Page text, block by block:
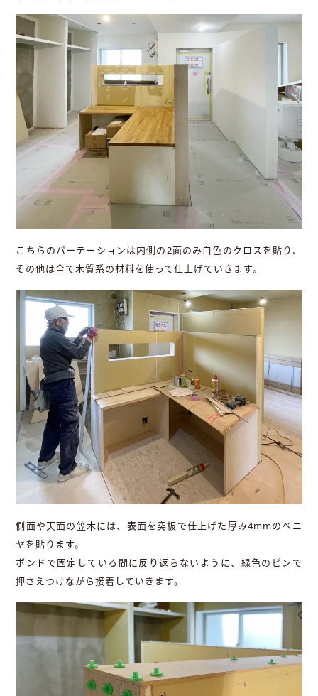
こちらのパーテーションは内側の2面のみ白色のクロスを貼り、
その他は全て木質系の材料を使って仕上げていきます。
側面や天面の笠木には、表面を突板で仕上げた厚み4mmのベニ
ヤを貼ります。
ボンドで固定している間に反り返らないように、緑色のピンで
押さえつけながら接着していきます。